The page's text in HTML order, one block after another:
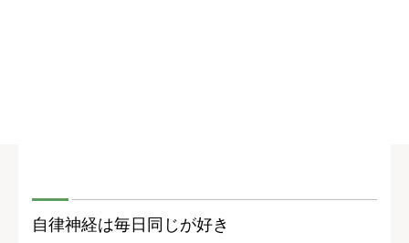
自律神経は毎日同じが好き